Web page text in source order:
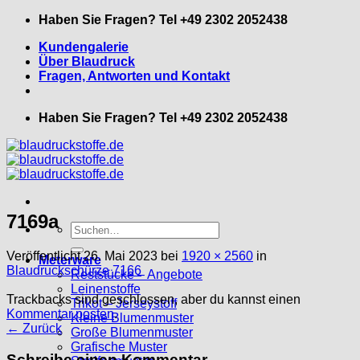
Zum
springen
Haben Sie Fragen? Tel +49 2302 2052438
Kundengalerie
Über Blaudruck
Fragen, Antworten und Kontakt
Haben Sie Fragen? Tel +49 2302 2052438
Suche
nach:
Meterware
Reststücke – Angebote
Leinenstoffe
Trikot – Jerseystoff
Kleine Blumenmuster
Große Blumenmuster
Grafische Muster
7169a
Veröffentlicht26. Mai 2023 bei 1920 × 2560 in
Blaudruckschürze 7166
Trackbacks sind geschlossen, aber du kannst einen
Kommentar posten.
← Zurück